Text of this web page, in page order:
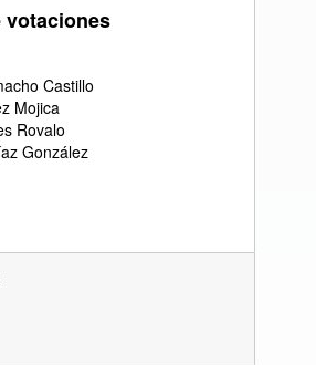
votaciones
Castillo
Mojica
Rovalo
González